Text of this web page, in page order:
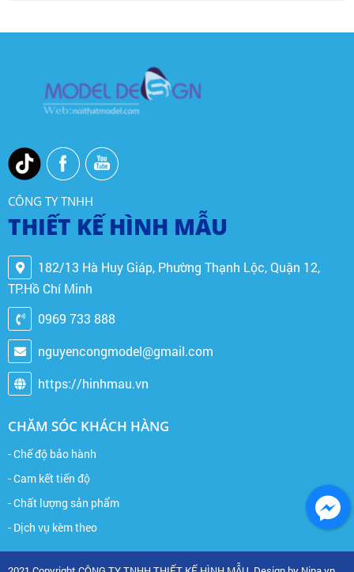
CÔNG TY TNHH
THIẾT KẾ HÌNH MẪU
182/13 Hà Huy Giáp, Phường Thạnh Lộc, Quận 12,
TP.Hồ Chí Minh
0969 733 888
nguyencongmodel@gmail.com
https://hinhmau.vn
CHĂM SÓC KHÁCH HÀNG
- Chế độ bảo hành
- Cam kết tiến độ
- Chất lượng sản phẩm
- Dịch vụ kèm theo